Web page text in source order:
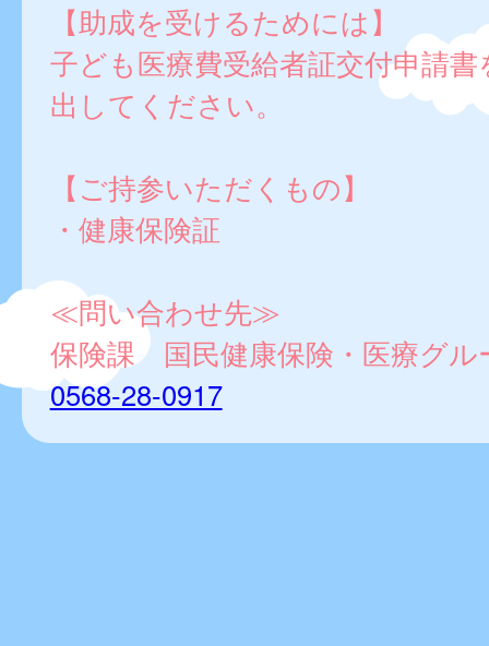
【助成を受けるためには】
子ども医療費受給者証交付申請
出してください。
【ご持参いただくもの】
・健康保険証
≪問い合わせ先≫
保険課 国民健康保険・医療グル
0568-28-0917